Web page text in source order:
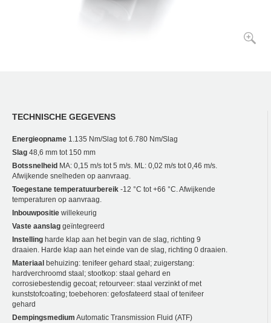
TECHNISCHE GEGEVENS
Energieopname 1.135 Nm/Slag tot 6.780 Nm/Slag
Slag 48,6 mm tot 150 mm
Botssnelheid MA: 0,15 m/s tot 5 m/s. ML: 0,02 m/s tot 0,46 m/s.
Afwijkende snelheden op aanvraag.
Toegestane temperatuurbereik -12 °C tot +66 °C. Afwijkende
temperaturen op aanvraag.
Inbouwpositie willekeurig
Vaste aanslag geïntegreerd
Instelling harde klap aan het begin van de slag, richting 9
draaien. Harde klap aan het einde van de slag, richting 0 draaien.
Materiaal behuizing: tenifeer gehard staal; zuigerstang:
hardverchroomd staal; stootkop: staal gehard en
corrosiebestendig gecoat; retourveer: staal verzinkt of met
kunststofcoating; toebehoren: gefosfateerd staal of tenifeer
gehard
Dempingsmedium Automatic Transmission Fluid (ATF)